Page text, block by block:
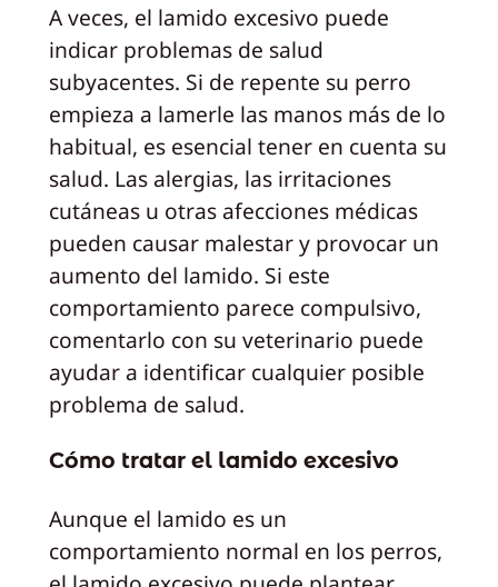
A veces, el lamido excesivo puede
indicar problemas de salud
subyacentes. Si de repente su perro
empieza a lamerle las manos más de lo
habitual, es esencial tener en cuenta su
salud. Las alergias, las irritaciones
cutáneas u otras afecciones médicas
pueden causar malestar y provocar un
aumento del lamido. Si este
comportamiento parece compulsivo,
comentarlo con su veterinario puede
ayudar a identificar cualquier posible
problema de salud.
Cómo tratar el lamido excesivo
Aunque el lamido es un
comportamiento normal en los perros,